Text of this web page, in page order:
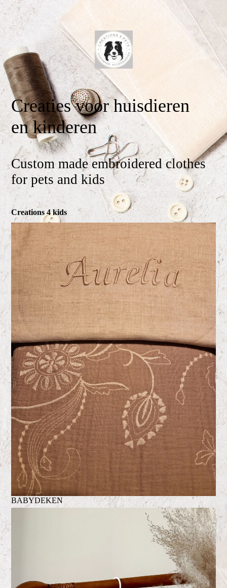
Creaties voor huisdieren
en kinderen
Custom made embroidered clothes
for pets and kids
Creations 4 kids
BABYDEKEN